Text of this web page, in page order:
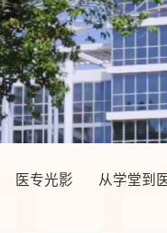
医专光影 从学堂到